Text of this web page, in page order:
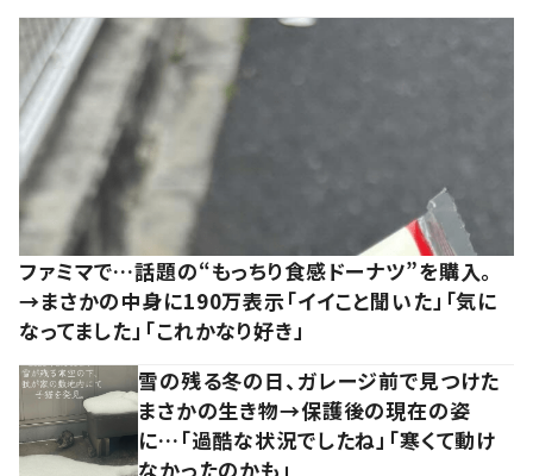
ファミマで…話題の“もっちり食感ドーナツ”を購入。
→まさかの中身に190万表示「イイこと聞いた」「気に
なってました」「これかなり好き」
雪の残る冬の日、ガレージ前で見つけた
まさかの生き物→保護後の現在の姿
に…「過酷な状況でしたね」「寒くて動け
なかったのかも」